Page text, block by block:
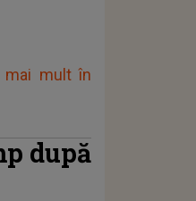
mai mult în
după